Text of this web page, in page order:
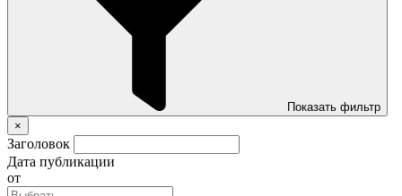
Показать фильтр
×
Заголовок
Дата публикации
от